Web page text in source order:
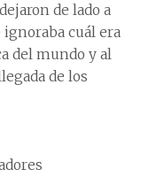
de lado a
cuál era
del mundo y al
de los